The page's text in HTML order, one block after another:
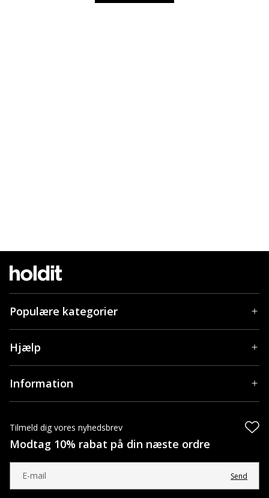
Populære kategorier
Hjælp
Information
Tilmeld dig vores nyhedsbrev
Modtag 10% rabat på din næste ordre
Send